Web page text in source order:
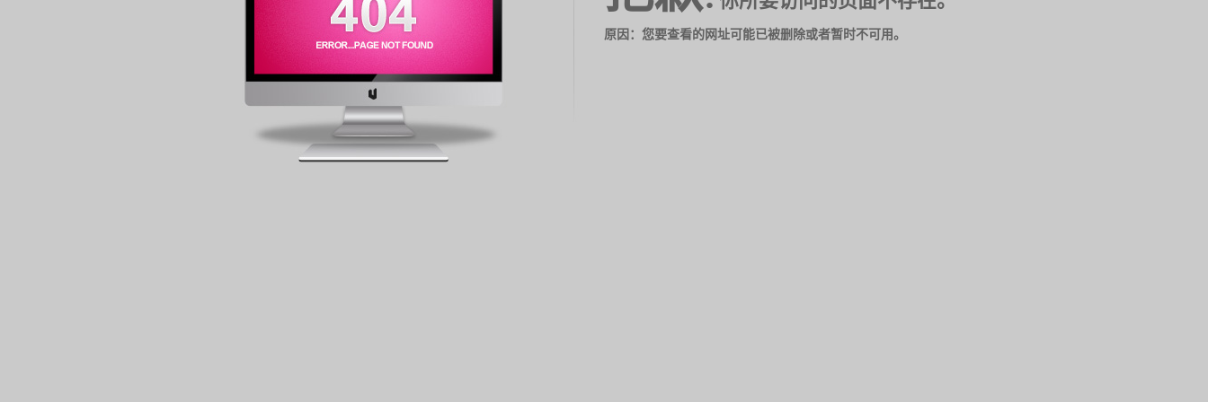
原因：您要查看的网址可能已被删除或者暂时不可用。